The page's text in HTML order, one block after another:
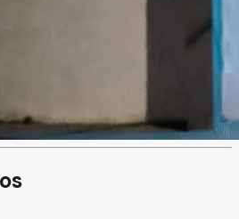
salón-jardín ideal para
perfecto para disfrutar
llena de momentos inolvidables.